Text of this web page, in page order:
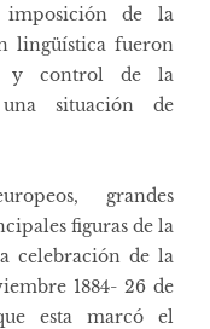
de la
lingüística fueron
y control de la
situación de
grandes
figuras de la
celebración de la
1884- 26 de
esta marcó el